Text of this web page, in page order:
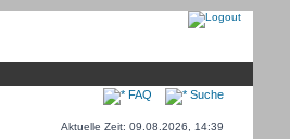
FAQ Suche
Aktuelle Zeit: 09.08.2026, 14:39